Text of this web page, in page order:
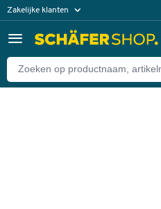
Zakelijke klanten
Particuliere klanten
Terug